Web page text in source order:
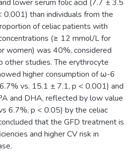
lower serum folic acid (7.7 ± 3.5
than individuals from the
of celiac patients with
(≥ 12 mmol/L for
women) was 40%, considered
other studies. The erythrocyte
higher consumption of ω-6
vs. 15.1 ± 7.1, p < 0.001) and
and DHA, reflected by low value
6.7%, p < 0.05) by the celiac
that the GFD treatment is
and higher CV risk in